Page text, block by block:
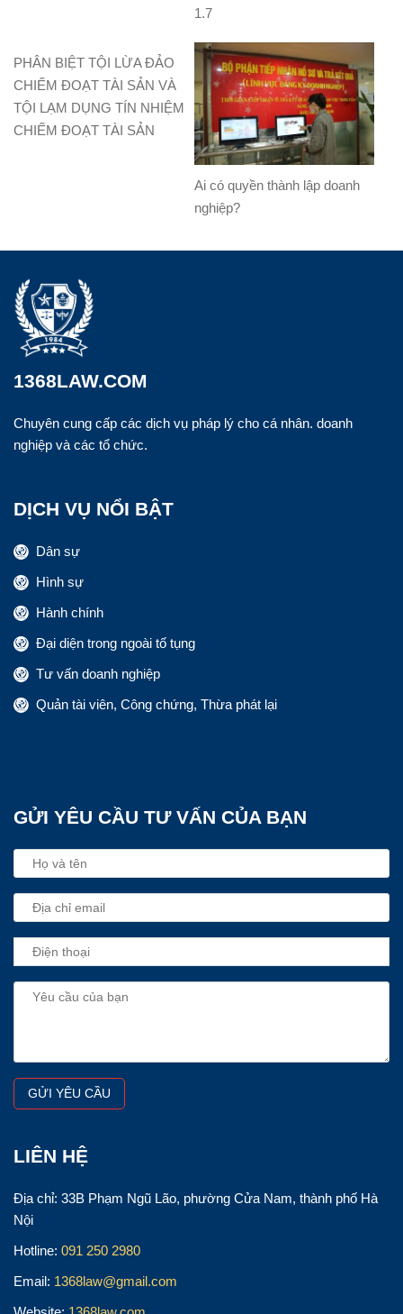
1.7
PHÂN BIỆT TỘI LỪA ĐẢO
CHIẾM ĐOẠT TÀI SẢN VÀ
TỘI LẠM DỤNG TÍN NHIỆM
CHIẾM ĐOẠT TÀI SẢN
Ai có quyền thành lập doanh
nghiệp?
1368LAW.COM
Chuyên cung cấp các dịch vụ pháp lý cho cá nhân. doanh
nghiệp và các tổ chức.
DỊCH VỤ NỔI BẬT
Dân sự
Hình sự
Hành chính
Đại diện trong ngoài tố tụng
Tư vấn doanh nghiệp
Quản tài viên, Công chứng, Thừa phát lại
GỬI YÊU CẦU TƯ VẤN CỦA BẠN
LIÊN HỆ
Địa chỉ: 33B Phạm Ngũ Lão, phường Cửa Nam, thành phố Hà
Nội
Hotline: 091 250 2980
Email: 1368law@gmail.com